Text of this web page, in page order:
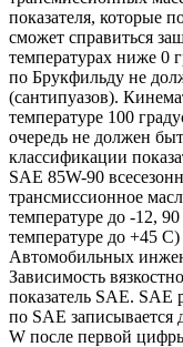
показателя, которые
сможет справиться
температурах ниже 0
по Брукфильду не
(сантипуазов).
температуре 100
очередь не должен
классификации
SAE 85W-90
трансмиссионное
температуре до -12,
температуре до +45
Автомобильных
Зависимость
показатель SAE. SAE
по SAE записывается
W после первой